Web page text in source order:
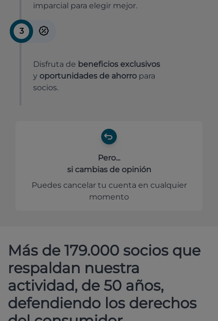
imparcial para elegir mejor.
3
Disfruta de beneficios exclusivos
y oportunidades de ahorro para
socios.
Pero...
si cambias de opinión
Puedes cancelar tu cuenta en cualquier
momento
Más de 179.000 socios que
respaldan nuestra
actividad, de 50 años,
defendiendo los derechos